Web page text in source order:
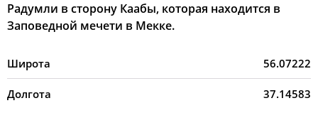
Радумли в сторону Каабы, которая находится в
Заповедной мечети в Мекке.
Широта 56.07222
Долгота 37.14583